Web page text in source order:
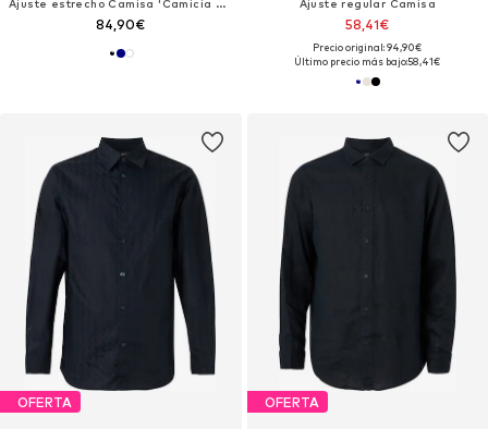
Ajuste estrecho Camisa 'Camicia AX ARMANI EXCHANGE da Uomo - 8NZCBD0113'
84,90€
Ajuste regular Camisa
58,41€
Precio original: 94,90€
Último precio más bajo:58,41€
OFERTA OFERTA